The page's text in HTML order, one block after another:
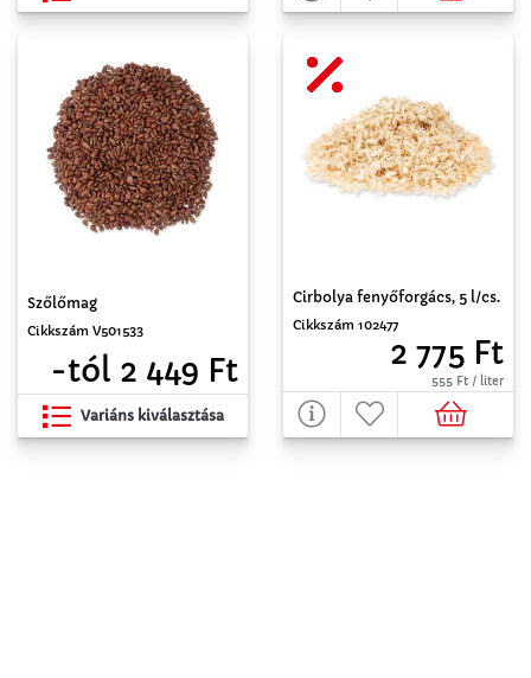
Szőlőmag
Cikkszám V501533
-tól 2 449 Ft
Variáns kiválasztása
Cirbolya fenyőforgács, 5 l/cs.
Cikkszám 102477
2 775 Ft
555 Ft / liter